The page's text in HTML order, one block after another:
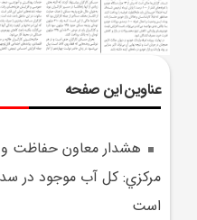
عناوین این صفحه
هشدار معاون حفاظت و
است